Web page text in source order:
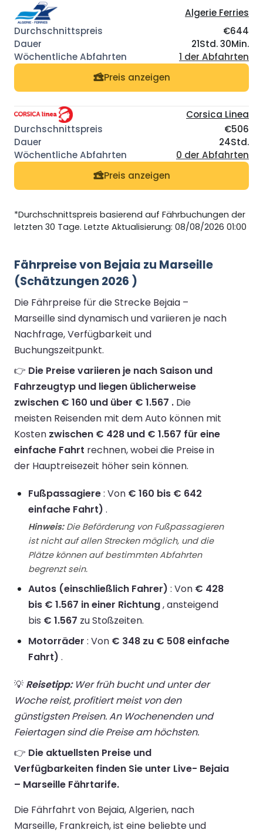
Algerie Ferries
€644
21Std. 30Min.
1 der Abfahrten
Preis anzeigen
Corsica Linea
€506
24Std.
0 der Abfahrten
Preis anzeigen
*Durchschnittspreis basierend auf Fährbuchungen der
letzten 30 Tage. Letzte Aktualisierung: 08/08/2026 01:00
Fährpreise von Bejaia zu Marseille
(Schätzungen 2026 )
Die Fährpreise für die Strecke Bejaia –
Marseille sind dynamisch und variieren je nach
Nachfrage, Verfügbarkeit und
Buchungszeitpunkt.
👉 Die Preise variieren je nach Saison und
Fahrzeugtyp und liegen üblicherweise
zwischen € 160 und über € 1.567 . Die
meisten Reisenden mit dem Auto können mit
Kosten zwischen € 428 und € 1.567 für eine
einfache Fahrt rechnen, wobei die Preise in
der Hauptreisezeit höher sein können.
Fußpassagiere: Von € 160 bis € 642
einfache Fahrt) .
Hinweis:Die Beförderung von Fußpassagieren
ist nicht auf allen Strecken möglich, und die
Plätze können auf bestimmten Abfahrten
begrenzt sein.
Autos (einschließlich Fahrer) : Von € 428
bis € 1.567 in einer Richtung, ansteigend
bis € 1.567 zu Stoßzeiten.
Motorräder : Von € 348 zu € 508 einfache
Fahrt) .
💡 Reisetipp:Wer früh bucht und unter der
Woche reist, profitiert meist von den
günstigsten Preisen. An Wochenenden und
Feiertagen sind die Preise am höchsten.
👉 Die aktuellsten Preise und
Verfügbarkeiten finden Sie unter Live- Bejaia
– Marseille Fährtarife.
Die Fährfahrt von Bejaia, Algerien, nach
Marseille, Frankreich, ist eine beliebte und